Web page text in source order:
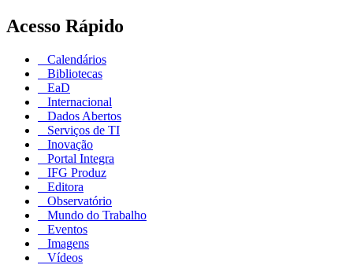
Acesso Rápido
Calendários
Bibliotecas
EaD
Internacional
Dados Abertos
Serviços de TI
Inovação
Portal Integra
IFG Produz
Editora
Observatório
Mundo do Trabalho
Eventos
Imagens
Vídeos